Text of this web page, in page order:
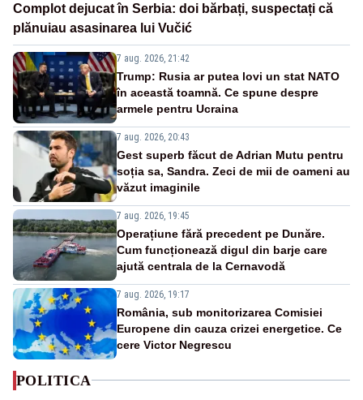
Complot dejucat în Serbia: doi bărbați, suspectați că
plănuiau asasinarea lui Vučić
7 aug. 2026, 21:42
Trump: Rusia ar putea lovi un stat NATO
în această toamnă. Ce spune despre
armele pentru Ucraina
7 aug. 2026, 20:43
Gest superb făcut de Adrian Mutu pentru
soția sa, Sandra. Zeci de mii de oameni au
văzut imaginile
7 aug. 2026, 19:45
Operațiune fără precedent pe Dunăre.
Cum funcționează digul din barje care
ajută centrala de la Cernavodă
7 aug. 2026, 19:17
România, sub monitorizarea Comisiei
Europene din cauza crizei energetice. Ce
cere Victor Negrescu
POLITICA